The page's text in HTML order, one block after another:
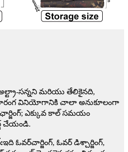
సన్నని మరియు తేలికైనది,
బహిరంగ వినియోగానికి చాలా అనుకూలంగా
ఎక్కువ కాల్ సమయం
చేయండి.
ఇది ఓవర్‌చార్జింగ్, ఓవర్ డిశ్చార్జింగ్,